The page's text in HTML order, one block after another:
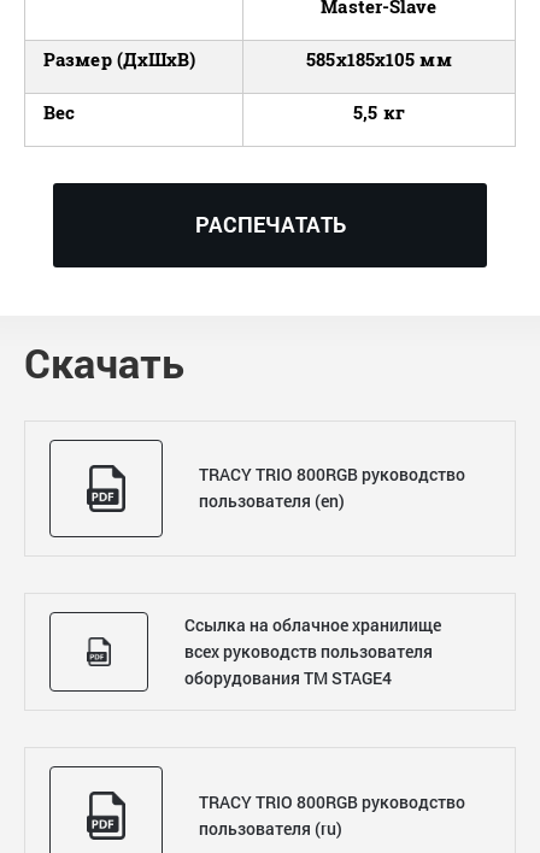
Master-Slave
Размер (ДхШхВ) 585х185х105 мм
Вес 5,5 кг
РАСПЕЧАТАТЬ
Скачать
TRACY TRIO 800RGB руководство
пользователя (en)
Ссылка на облачное хранилище
всех руководств пользователя
оборудования ТМ STAGE4
TRACY TRIO 800RGB руководство
пользователя (ru)